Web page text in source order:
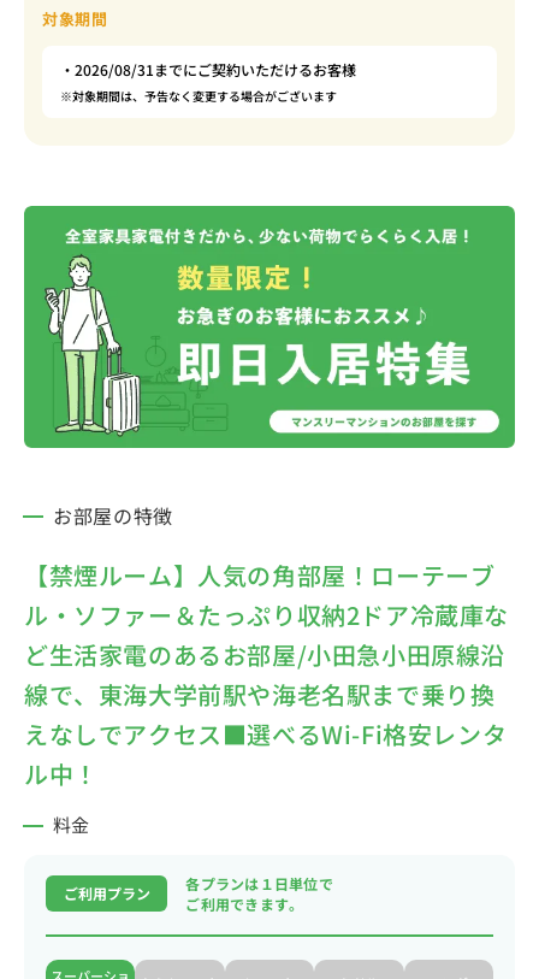
対象期間
・2026/08/31までにご契約いただけるお客様
※対象期間は、予告なく変更する場合がございます
お部屋の特徴
【禁煙ルーム】人気の角部屋！ローテーブ
ル・ソファー＆たっぷり収納2ドア冷蔵庫な
ど生活家電のあるお部屋/小田急小田原線沿
線で、東海大学前駅や海老名駅まで乗り換
えなしでアクセス■選べるWi-Fi格安レンタ
ル中！
料金
ご利用プラン
各プランは１日単位で
ご利用できます。
スーパーショ